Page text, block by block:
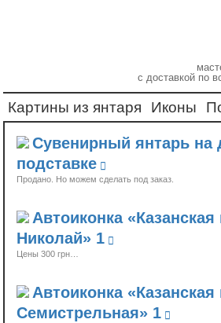
с доставкой по
Картины из янтаря Иконы
Сувенирный янтарь на
подставке
Продано
Автоиконка «Казанская
Николай» 1
Цены 300 грн…
Автоиконка «Казанская
Семистрельная» 1